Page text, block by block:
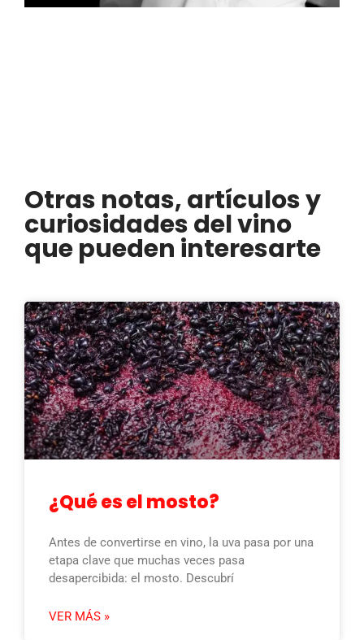
Otras notas, artículos y
curiosidades del vino
que pueden interesarte
¿Qué es el mosto?
Antes de convertirse en vino, la uva pasa por una
etapa clave que muchas veces pasa
desapercibida: el mosto. Descubrí
VER MÁS »